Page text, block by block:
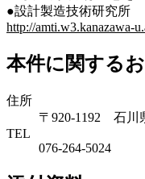
●設計製造技術研究所
http://amti.w3.kanazawa-
本件に関する
住所
〒920-1192 石川
TEL
076-264-5024